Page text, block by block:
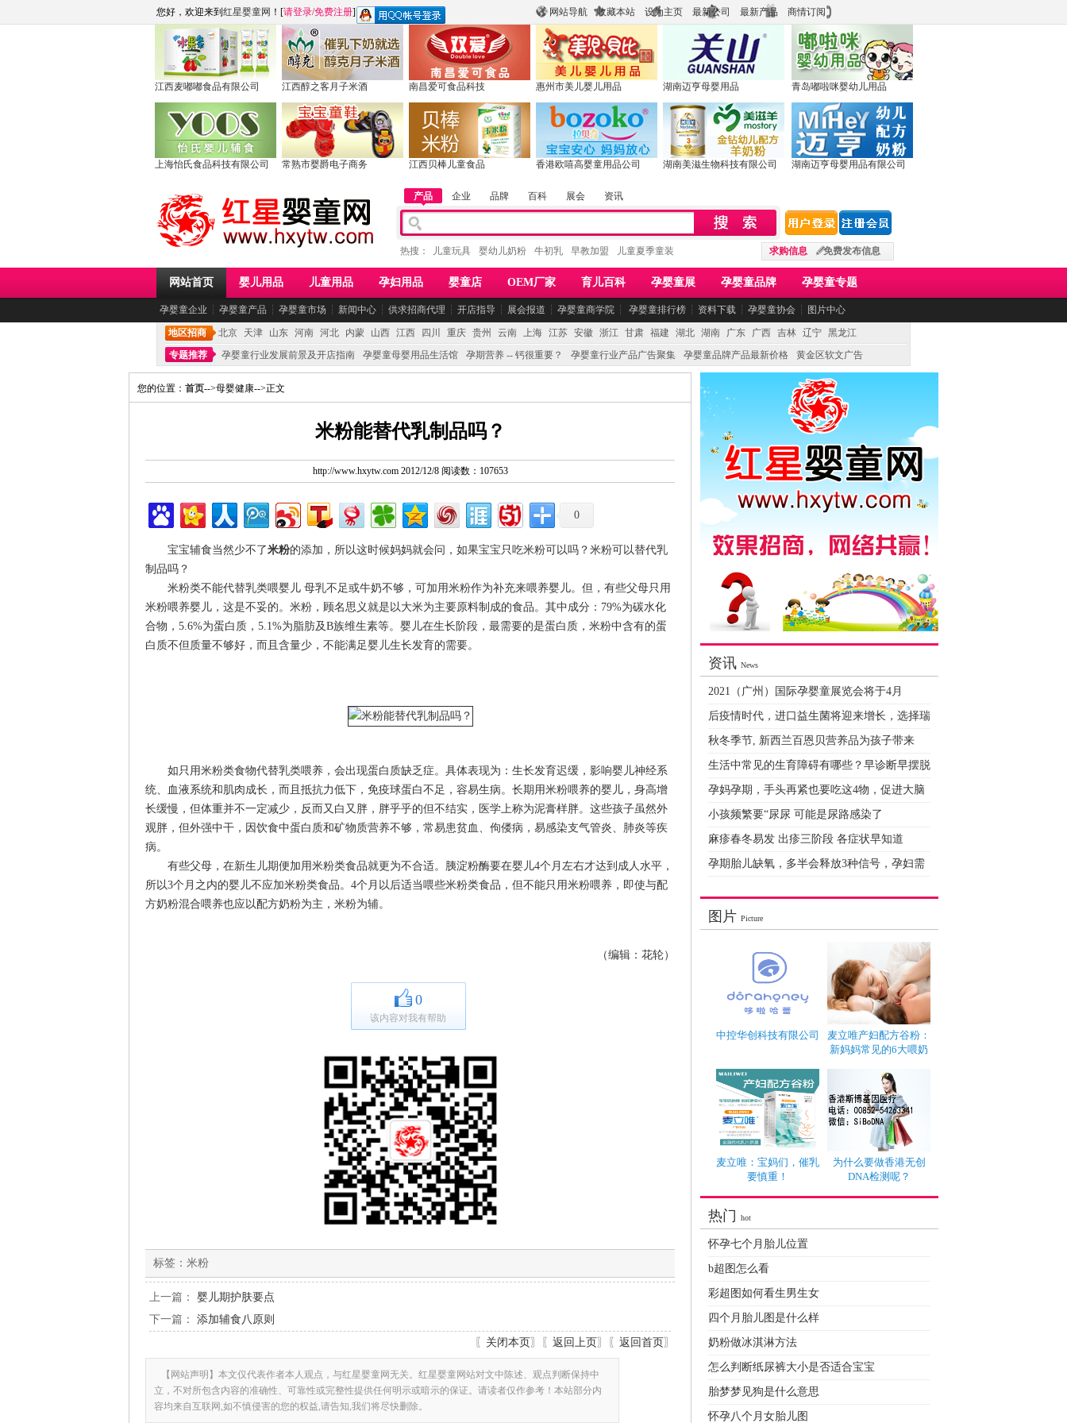
网站导航 收藏本站 设为主页 最新公司 最新产品 商情订阅
您好，欢迎来到 红星婴童网 ！[请登录/免费注册]
江西麦嘟嘟食品有限公司 江西醇之客月子米酒 南昌爱可食品科技 惠州市美儿婴儿用品 湖南迈亨母婴用品 青岛嘟啦咪婴幼儿用品
上海怡氏食品科技有限公司 常熟市婴爵电子商务 江西贝棒儿童食品 香港欧嘻高婴童用品公司 湖南美滋生物科技有限公司 湖南迈亨母婴用品有限公司
产品 企业 品牌 百科 展会 资讯
求购信息 免费发布信息
热搜： 儿童玩具 婴幼儿奶粉 牛初乳 早教加盟 儿童夏季童装
网站首页 婴儿用品 儿童用品 孕妇用品 婴童店 OEM厂家 育儿百科 孕婴童展 孕婴童品牌 孕婴童专题
孕婴童企业 ┆ 孕婴童产品 ┆ 孕婴童市场 ┆ 新闻中心 ┆ 供求招商代理 ┆ 开店指导 ┆ 展会报道 ┆ 孕婴童商学院 ┆ 孕婴童排行榜 ┆ 资料下载 ┆ 孕婴童协会 ┆ 图片中心
地区招商 北京 天津 山东 河南 河北 内蒙 山西 江西 四川 重庆 贵州 云南 上海 江苏 安徽 浙江 甘肃 福建 湖北 湖南 广东 广西 吉林 辽宁 黑龙江
专题推荐
孕婴童行业发展前景及开店指南 孕婴童母婴用品生活馆 孕期营养 -- 钙很重要？ 孕婴童行业产品广告聚集 孕婴童品牌产品最新价格 黄金区软文广告
您的位置： 首页-->母婴健康-->正文
米粉能替代乳制品吗？
http://www.hxytw.com 2012/12/8 阅读数：107653
0
宝宝辅食当然少不了米粉的添加，所以这时候妈妈就会问，如果宝宝只吃米粉可以吗？米粉可以替代乳
制品吗？
米粉类不能代替乳类喂婴儿 母乳不足或牛奶不够，可加用米粉作为补充来喂养婴儿。但，有些父母只用
米粉喂养婴儿，这是不妥的。米粉，顾名思义就是以大米为主要原料制成的食品。其中成分：79%为碳水化
合物，5.6%为蛋白质，5.1%为脂肪及B族维生素等。婴儿在生长阶段，最需要的是蛋白质，米粉中含有的蛋
白质不但质量不够好，而且含量少，不能满足婴儿生长发育的需要。
如只用米粉类食物代替乳类喂养，会出现蛋白质缺乏症。具体表现为：生长发育迟缓，影响婴儿神经系
统、血液系统和肌肉成长，而且抵抗力低下，免疫球蛋白不足，容易生病。长期用米粉喂养的婴儿，身高增
长缓慢，但体重并不一定减少，反而又白又胖，胖乎乎的但不结实，医学上称为泥膏样胖。这些孩子虽然外
观胖，但外强中干，因饮食中蛋白质和矿物质营养不够，常易患贫血、佝偻病，易感染支气管炎、肺炎等疾
病。
有些父母，在新生儿期便加用米粉类食品就更为不合适。胰淀粉酶要在婴儿4个月左右才达到成人水平，
所以3个月之内的婴儿不应加米粉类食品。4个月以后适当喂些米粉类食品，但不能只用米粉喂养，即使与配
方奶粉混合喂养也应以配方奶粉为主，米粉为辅。
（编辑：花轮）
0
该内容对我有帮助
标签： 米粉
上一篇： 婴儿期护肤要点
下一篇： 添加辅食八原则
〖 关闭本页〗〖 返回上页〗〖 返回首页〗
【网站声明】本文仅代表作者本人观点，与红星婴童网无关。红星婴童网站对文中陈述、观点判断保持中
立，不对所包含内容的准确性、可靠性或完整性提供任何明示或暗示的保证。请读者仅作参考！本站部分内
容均来自互联网,如不慎侵害的您的权益,请告知,我们将尽快删除。
资讯 News
2021（广州）国际孕婴童展览会将于4月
后疫情时代，进口益生菌将迎来增长，选择瑞
秋冬季节, 新西兰百恩贝营养品为孩子带来
生活中常见的生育障碍有哪些？早诊断早摆脱
孕妈孕期，手头再紧也要吃这4物，促进大脑
小孩频繁要“尿尿 可能是尿路感染了
麻疹春冬易发 出疹三阶段 各症状早知道
孕期胎儿缺氧，多半会释放3种信号，孕妇需
图片 Picture
中控华创科技有限公司
麦立唯产妇配方谷粉：
新妈妈常见的6大喂奶
麦立唯：宝妈们，催乳
要慎重！
为什么要做香港无创
DNA检测呢？
热门 hot
怀孕七个月胎儿位置
b超图怎么看
彩超图如何看生男生女
四个月胎儿图是什么样
奶粉做冰淇淋方法
怎么判断纸尿裤大小是否适合宝宝
胎梦梦见狗是什么意思
怀孕八个月女胎儿图